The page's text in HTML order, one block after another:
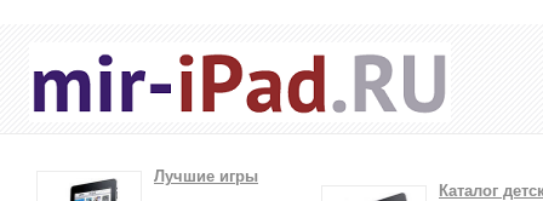
Лучшие игры
Каталог